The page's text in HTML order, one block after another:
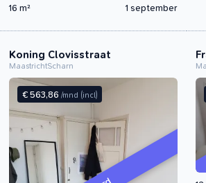
16 m² 1 september
Koning Clovisstraat
MaastrichtScharn
€ 563,86 /mnd (incl)